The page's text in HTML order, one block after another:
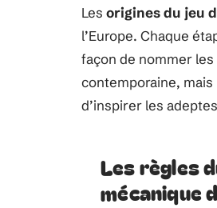
Les origines du jeu
l’Europe. Chaque
façon de nommer
contemporaine,
d’inspirer les
Les règles
mécanique